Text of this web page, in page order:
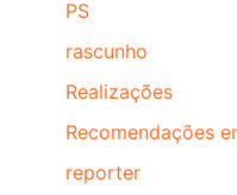
PS
rascunho
Realizações
Recomendações
reporter